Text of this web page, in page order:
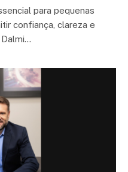
para pequenas
confiança, clareza e